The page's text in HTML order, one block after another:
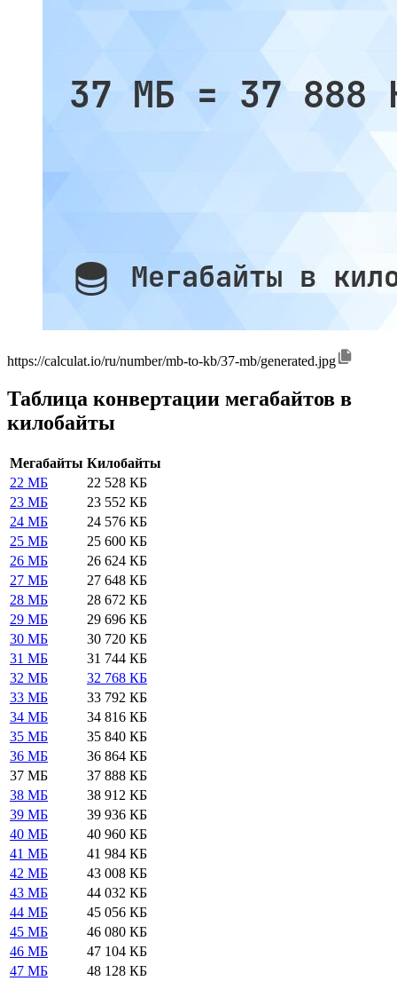
https://calculat.io/ru/number/mb-to-kb/37-mb/generated.jpg
Таблица конвертации мегабайтов в
килобайты
Мегабайты Килобайты
22 МБ
22 528 КБ
23 МБ
23 552 КБ
24 МБ
24 576 КБ
25 МБ
25 600 КБ
26 МБ
26 624 КБ
27 МБ
27 648 КБ
28 МБ
28 672 КБ
29 МБ
29 696 КБ
30 МБ
30 720 КБ
31 МБ
31 744 КБ
32 МБ
32 768 КБ
33 МБ
33 792 КБ
34 МБ
34 816 КБ
35 МБ
35 840 КБ
36 МБ
36 864 КБ
37 МБ
37 888 КБ
38 МБ
38 912 КБ
39 МБ
39 936 КБ
40 МБ
40 960 КБ
41 МБ
41 984 КБ
42 МБ
43 008 КБ
43 МБ
44 032 КБ
44 МБ
45 056 КБ
45 МБ
46 080 КБ
46 МБ
47 104 КБ
47 МБ
48 128 КБ